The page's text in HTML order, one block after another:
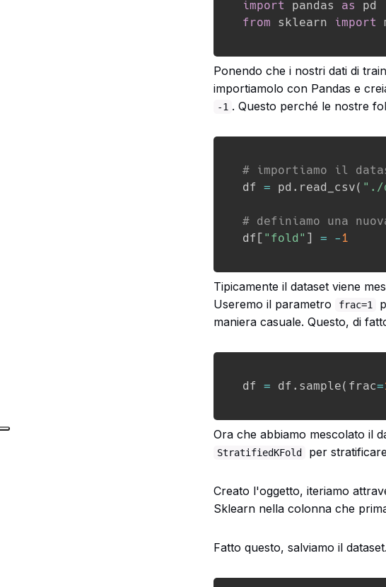
import pandas as
from sklearn import
Ponendo che i nostri dati di
importiamolo con Pandas e
-1 . Questo perché le nostre
# importiamo il
df = pd . read_csv( "./
# definiamo una
df [ "fold" ] = - 1
Tipicamente il dataset viene
Useremo il parametro
frac=1
maniera casuale. Questo, di
df = df . sample( frac=
Ora che abbiamo mescolato il
StratifiedKFold per
Creato l'oggetto, iteriamo
Sklearn nella colonna che
Fatto questo, salviamo il dataset.